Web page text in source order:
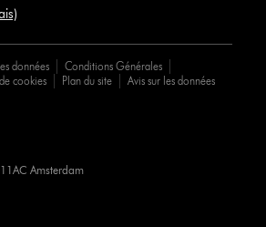
données
Conditions Générales
cookies Plan du site Avis sur les données
Amsterdam